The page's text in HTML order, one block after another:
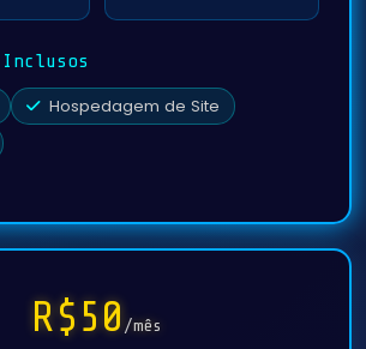
Hospedagem de Site
R$50 /mês